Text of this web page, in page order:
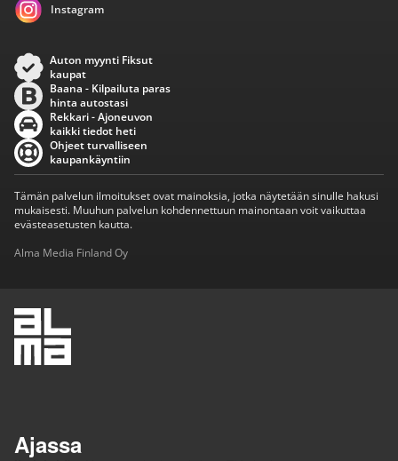
Instagram
Auton myynti Fiksut
kaupat
Baana - Kilpailuta paras
hinta autostasi
Rekkari - Ajoneuvon
kaikki tiedot heti
Ohjeet turvalliseen
kaupankäyntiin
Tämän palvelun ilmoitukset ovat mainoksia, jotka näytetään sinulle hakusi
mukaisesti. Muuhun palvelun kohdennettuun mainontaan voit vaikuttaa
evästeasetusten kautta.
Alma Media Finland Oy